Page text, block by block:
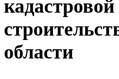
области